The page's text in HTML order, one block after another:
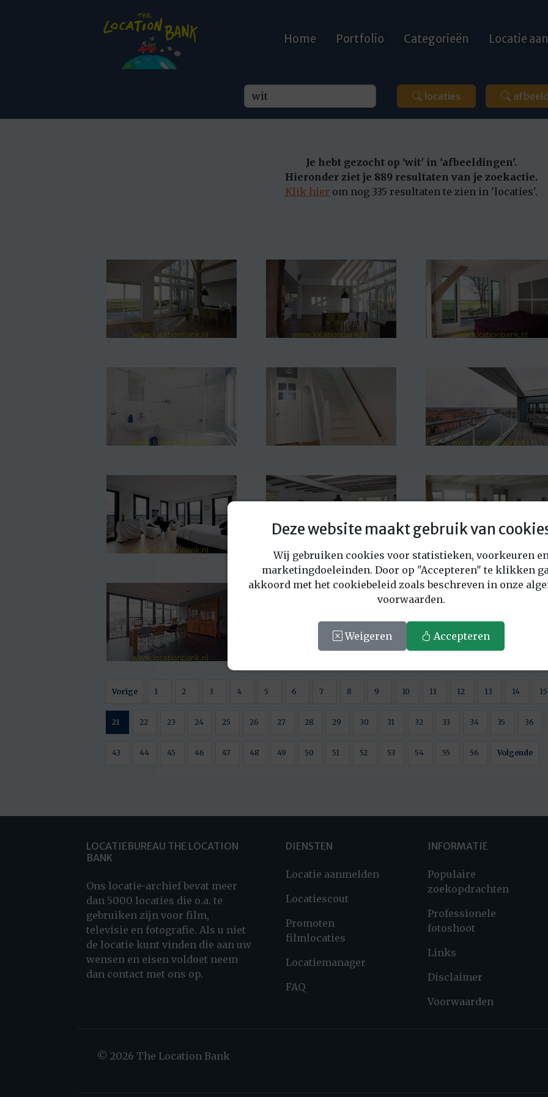
Home Portfolio Categorieën Locatie
locaties
Je hebt gezocht op 'wit' in 'afbeeldingen'.
Hieronder ziet je 889 resultaten van je zoekactie.
Klik hier om nog 335 resultaten te zien in 'locaties'.
Vorige 1 2 3 4 5 6 7 8 9 10 11 12 13 14 15
21 22 23 24 25 26 27 28 29 30 31 32 33 34 35 36
43 44 45 46 47 48 49 50 51 52 53 54 55 56 Volgende
LOCATIEBUREAU THE LOCATION
BANK
Ons locatie-archief bevat meer
dan 5000 locaties die o.a. te
gebruiken zijn voor film,
televisie en fotografie. Als u niet
de locatie kunt vinden die aan uw
wensen en eisen voldoet neem
dan contact met ons op.
DIENSTEN
Locatie aanmelden
Locatiescout
Promoten
filmlocaties
Locatiemanager
FAQ
INFORMATIE
Populaire
zoekopdrachten
Professionele
fotoshoot
Links
Disclaimer
Voorwaarden
© 2026 The Location Bank
Deze website maakt gebruik van
Wij gebruiken cookies voor statistieken, voorkeuren
marketingdoeleinden. Door op "Accepteren" te klikken
akkoord met het cookiebeleid zoals beschreven in onze
voorwaarden.
Weigeren Accepteren